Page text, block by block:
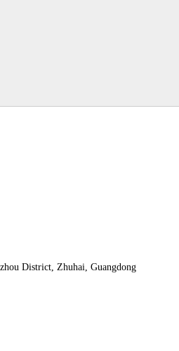
District, Zhuhai, Guangdong